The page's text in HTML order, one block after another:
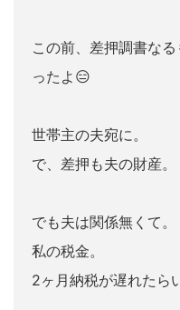
この前、差押調書な
ったよ😑
世帯主の夫宛に。
で、差押も夫の財産。
でも夫は関係無くて。
私の税金。
2ヶ月納税が遅れたら